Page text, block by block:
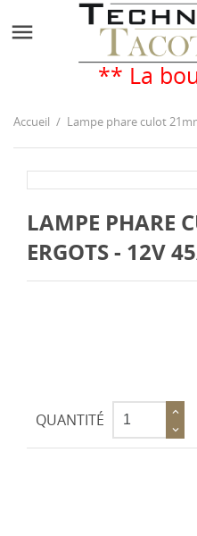

** La
Accueil Lampe phare culot
LAMPE PHARE
ERGOTS - 12V
QUANTITÉ